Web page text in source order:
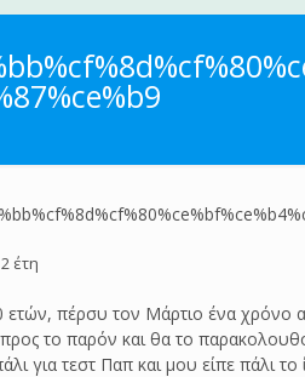
έτη
ετών, πέρσυ τον Μάρτιο ένα
προς το παρόν και θα το
για τεστ Παπ και μου είπε